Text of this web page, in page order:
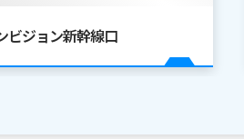
ビジョン新幹線口